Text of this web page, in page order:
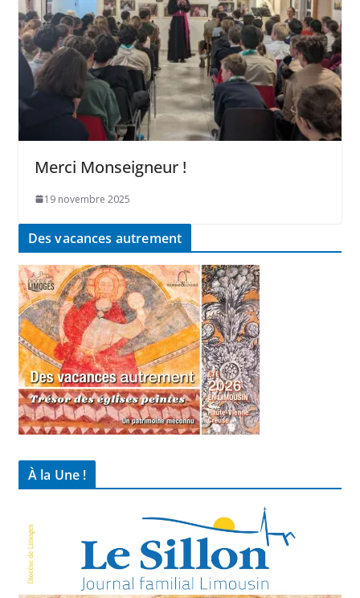
Merci Monseigneur !
19 novembre 2025
Des vacances autrement
À la Une !